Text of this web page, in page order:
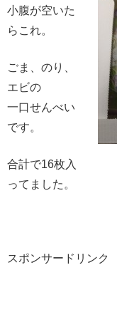
小腹が空いた
らこれ。
ごま、のり、
エビの
一口せんべい
です。
合計で16枚入
ってました。
スポンサードリンク